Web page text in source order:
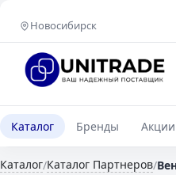
Новосибирск
Каталог Бренды Акции
Каталог/Каталог Партнеров/